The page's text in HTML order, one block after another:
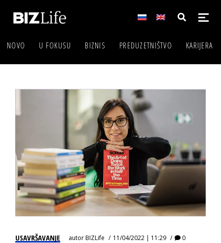
NOVO U FOKUSU BIZNIS PREDUZETNIŠTVO KARIJERA
USAVRŠAVANJE autorBIZLife 11/04/2022 | 11:29 0